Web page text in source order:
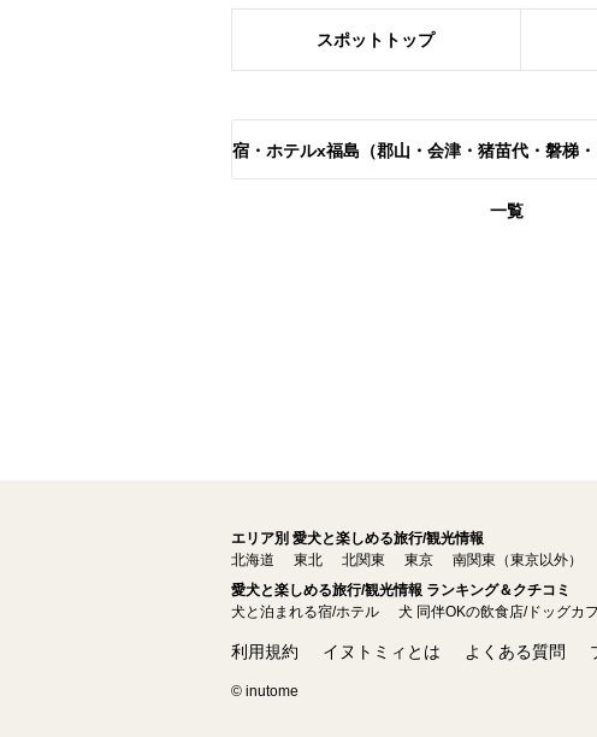
スポット トップ
宿・ホテルx福島（郡山・会津・猪苗代・磐梯
一覧
エリア別 愛犬と楽しめる旅行/観光情報
北海道
東北 北関東 東京 南関東（東京以外）
愛犬と楽しめる旅行/観光情報 ランキング＆クチコミ
犬と泊まれる宿/ホテル
犬 同伴OKの飲食店/ドッグカ
利用規約 イヌトミィとは よくある質問
© inutome